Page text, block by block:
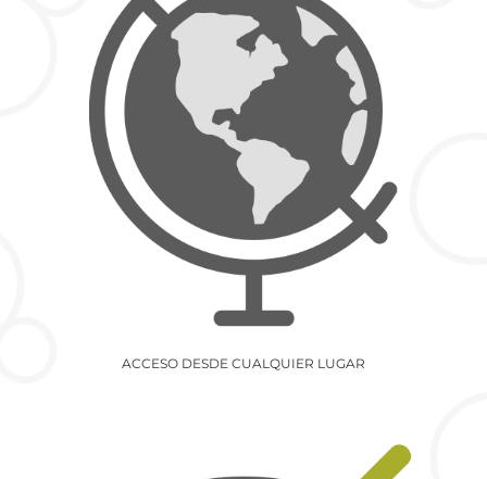
ACCESO DESDE CUALQUIER LUGAR